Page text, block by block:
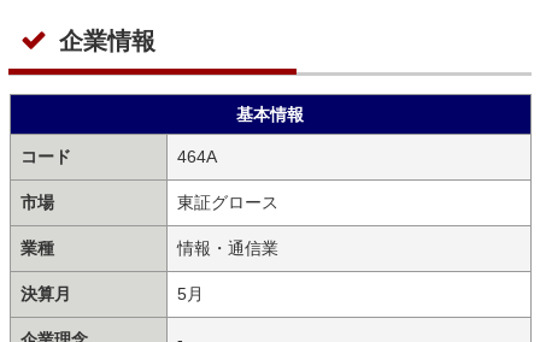
企業情報
基本情報
コード 464A
市場 東証グロース
業種 情報・通信業
決算月 5月